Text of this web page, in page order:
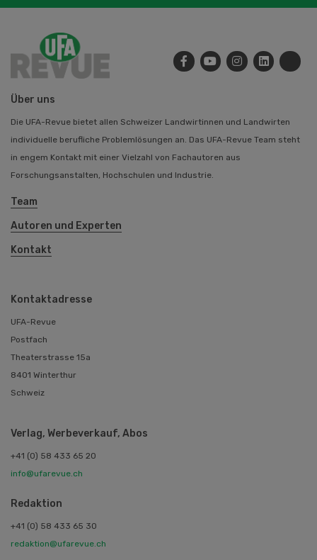
Über uns
Die UFA-Revue bietet allen Schweizer Landwirtinnen und Landwirten
individuelle berufliche Problemlösungen an. Das UFA-Revue Team steht
in engem Kontakt mit einer Vielzahl von Fachautoren aus
Forschungsanstalten, Hochschulen und Industrie.
Team
Autoren und Experten
Kontakt
Kontaktadresse
UFA-Revue
Postfach
Theaterstrasse 15a
8401 Winterthur
Schweiz
Verlag, Werbeverkauf, Abos
+41 (0) 58 433 65 20
info@ufarevue.ch
Redaktion
+41 (0) 58 433 65 30
redaktion@ufarevue.ch